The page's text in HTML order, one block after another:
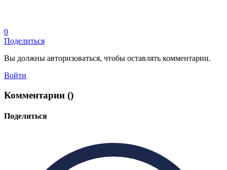
0
Поделиться
Вы должны авторизоваться, чтобы оставлять комментарии.
Войти
Комментарии ()
Поделиться